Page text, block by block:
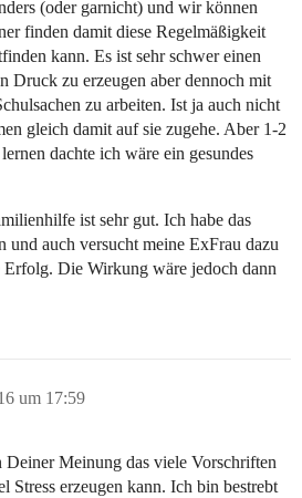
(oder garnicht) und wir können
finden damit diese Regelmäßigkeit
kann. Es ist sehr schwer einen
Druck zu erzeugen aber dennoch mit
zu arbeiten. Ist ja auch nicht
gleich damit auf sie zugehe. Aber 1-2
dachte ich wäre ein gesundes
ist sehr gut. Ich habe das
und auch versucht meine ExFrau dazu
Die Wirkung wäre jedoch dann
um 17:59
Deiner Meinung das viele Vorschriften
Stress erzeugen kann. Ich bin bestrebt